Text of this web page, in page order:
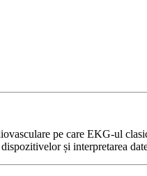
pe care EKG-ul
și interpretarea